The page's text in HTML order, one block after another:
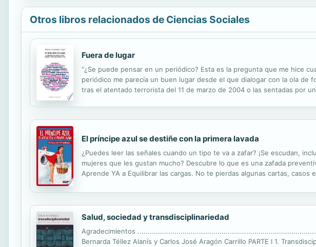
Otros libros relacionados de Ciencias Sociales
Fuera de lugar
"¿Se puede pensar en un periódico? Esta es la pregunta que me hice
periódico me parecía un buen lugar desde el que dialogar con la ola de
tras el atentado terrorista del 11 de marzo de 2004 o las sentadas por
El príncipe azul se destiñe con la primera lavada
¿Puedes leer las señales cuando un tipo te va a zafar? ¡Se escudan,
mujeres que les gustan mucho? Descubre lo que es una zafada
Aprende YA a Equilibrar las cargas. No te pierdas algunas cartas,
Salud, sociedad y transdisciplinariedad
Agradecimientos
Bernarda Téllez Alanís y Carlos José Aragón Carrillo PARTE I 1.